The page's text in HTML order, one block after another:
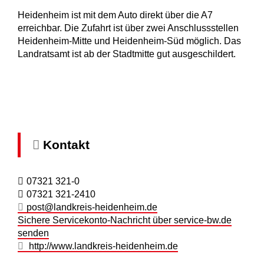
Heidenheim ist mit dem Auto direkt über die A7
erreichbar. Die Zufahrt ist über zwei Anschlussstellen
Heidenheim-Mitte und Heidenheim-Süd möglich. Das
Landratsamt ist ab der Stadtmitte gut ausgeschildert.
Kontakt
07321 321-0
07321 321-2410
post@landkreis-heidenheim.de
Sichere Servicekonto-Nachricht über service-bw.de
senden
http://www.landkreis-heidenheim.de